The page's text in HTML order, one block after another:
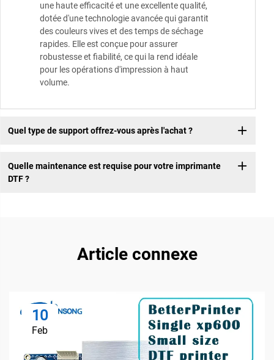
une haute efficacité et une excellente qualité,
dotée d'une technologie avancée qui garantit
des couleurs vives et des temps de séchage
rapides. Elle est conçue pour assurer
robustesse et fiabilité, ce qui la rend idéale
pour les opérations d'impression à haut
volume.
Quel type de support offrez-vous après l'achat ?
Quelle maintenance est requise pour votre imprimante
DTF ?
Article connexe
10
Feb